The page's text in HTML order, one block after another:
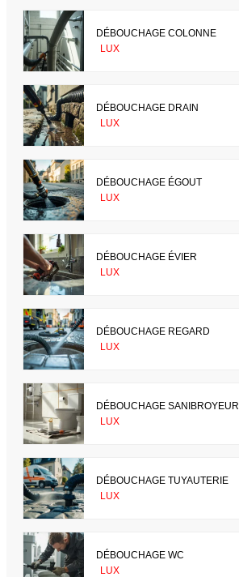
DÉBOUCHAGE COLONNE
LUX
DÉBOUCHAGE DRAIN
LUX
DÉBOUCHAGE ÉGOUT
LUX
DÉBOUCHAGE ÉVIER
LUX
DÉBOUCHAGE REGARD
LUX
DÉBOUCHAGE SANIBROYEUR
LUX
DÉBOUCHAGE TUYAUTERIE
LUX
DÉBOUCHAGE WC
LUX